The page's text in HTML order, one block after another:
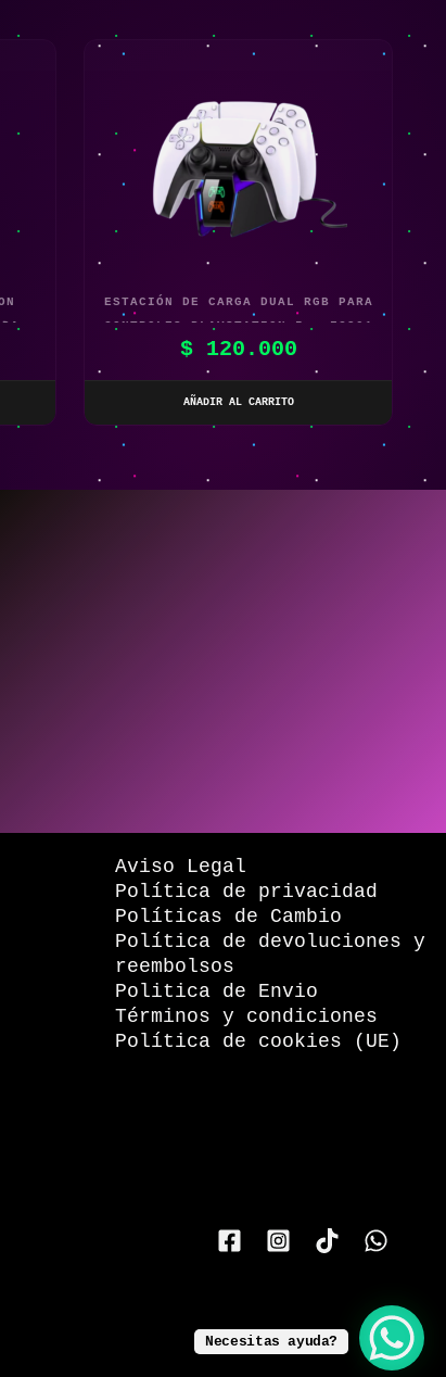
ESTACIÓN DE CARGA DUAL RGB PARA
CONTROLES PLAYSTATION 5 – FC301
$120.000
AÑADIR AL CARRITO
Aviso Legal
Política de privacidad
Políticas de Cambio
Política de devoluciones y
reembolsos
Politica de Envio
Términos y condiciones
Política de cookies (UE)
Necesitas ayuda?